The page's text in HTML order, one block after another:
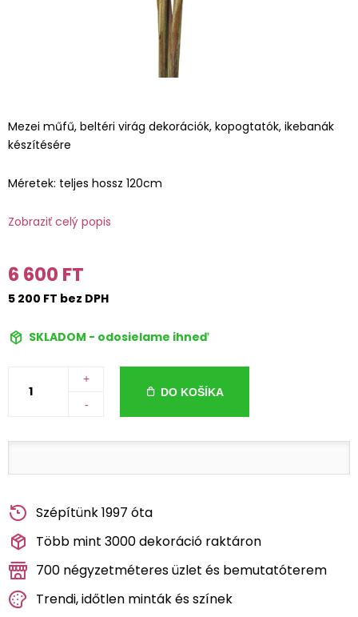
Mezei műfű, beltéri virág dekorációk, kopogtatók, ikebanák
készítésére
Méretek: teljes hossz 120cm
Zobraziť celý popis
6 600 FT
5 200 FT bez DPH
SKLADOM - odosielame ihneď
+
-
DO KOŠÍKA
Szépítünk 1997 óta
Több mint 3000 dekoráció raktáron
700 négyzetméteres üzlet és bemutatóterem
Trendi, időtlen minták és színek